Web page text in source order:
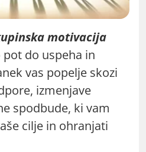
motivacija
do uspeha in
vas popelje skozi
izmenjave
spodbude, ki vam
cilje in ohranjati